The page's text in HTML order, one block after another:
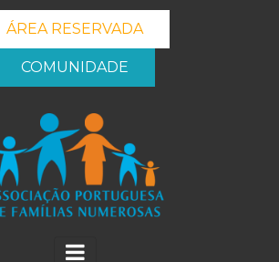
ÁREA RESERVADA
COMUNIDADE